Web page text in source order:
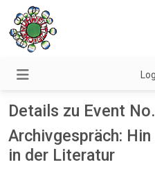
Details zu Event
Archivgespräch:
in der Literatur